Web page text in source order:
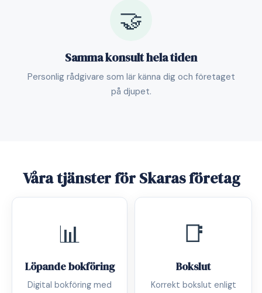
🤝
Samma konsult hela tiden
Personlig rådgivare som lär känna dig och företaget
på djupet.
Våra tjänster för Skaras företag
📊
Löpande bokföring
Digital bokföring med
📑
Bokslut
Korrekt bokslut enligt